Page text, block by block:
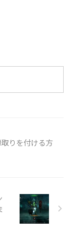
こまで行けるか分
りを付ける方